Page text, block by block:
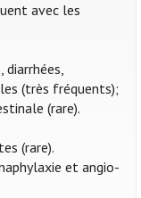
avec les
diarrhées,
(très fréquents);
(rare).
(rare).
et angio-